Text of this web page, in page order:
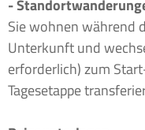
-
Sie wohnen während
Unterkunft und
erforderlich) zum
Tagesetappe